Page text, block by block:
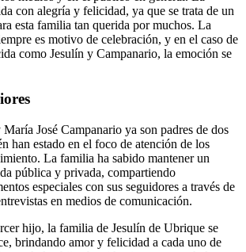
con alegría y felicidad, ya que se trata de un
esta familia tan querida por muchos. La
es motivo de celebración, y en el caso de
como Jesulín y Campanario, la emoción se
José Campanario ya son padres de dos
han estado en el foco de atención de los
La familia ha sabido mantener un
pública y privada, compartiendo
especiales con sus seguidores a través de
en medios de comunicación.
hijo, la familia de Jesulín de Ubrique se
brindando amor y felicidad a cada uno de